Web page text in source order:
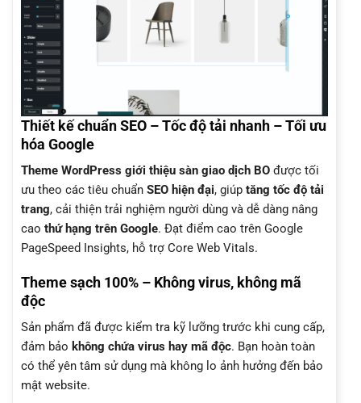
Thiết kế chuẩn SEO – Tốc độ tải nhanh – Tối ưu
hóa Google
Theme WordPress giới thiệu sàn giao dịch BO được tối
ưu theo các tiêu chuẩn SEO hiện đại, giúp tăng tốc độ tải
trang, cải thiện trải nghiệm người dùng và dễ dàng nâng
cao thứ hạng trên Google. Đạt điểm cao trên Google
PageSpeed Insights, hỗ trợ Core Web Vitals.
Theme sạch 100% – Không virus, không mã
độc
Sản phẩm đã được kiểm tra kỹ lưỡng trước khi cung cấp,
đảm bảo không chứa virus hay mã độc. Bạn hoàn toàn
có thể yên tâm sử dụng mà không lo ảnh hưởng đến bảo
mật website.